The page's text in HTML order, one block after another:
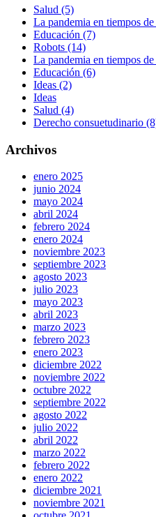
Salud (5)
La pandemia en tiempos
Educación (7)
Robots (14)
La pandemia en tiempos
Educación (6)
Ideas (2)
Ideas
Salud (4)
Derecho consuetudinario
Archivos
enero 2025
junio 2024
mayo 2024
abril 2024
febrero 2024
enero 2024
noviembre 2023
septiembre 2023
agosto 2023
julio 2023
mayo 2023
abril 2023
marzo 2023
febrero 2023
enero 2023
diciembre 2022
noviembre 2022
octubre 2022
septiembre 2022
agosto 2022
julio 2022
abril 2022
marzo 2022
febrero 2022
enero 2022
diciembre 2021
noviembre 2021